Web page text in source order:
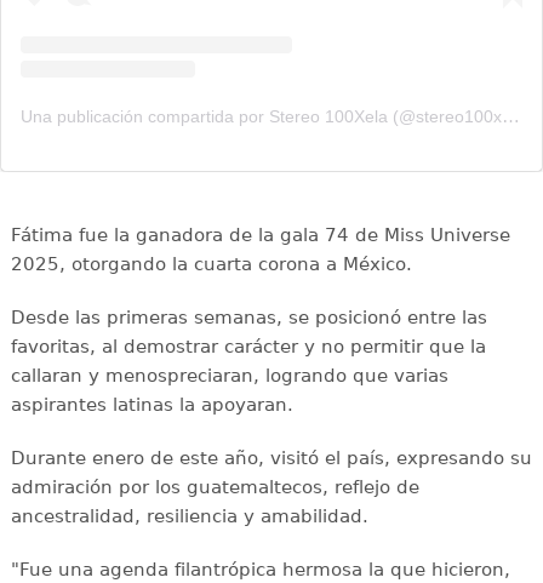
Una publicación compartida por Stereo 100Xela (@stereo100xela)
Fátima fue la ganadora de la gala 74 de Miss Universe
2025, otorgando la cuarta corona a México.
Desde las primeras semanas, se posicionó entre las
favoritas, al demostrar carácter y no permitir que la
callaran y menospreciaran, logrando que varias
aspirantes latinas la apoyaran.
Durante enero de este año, visitó el país, expresando su
admiración por los guatemaltecos, reflejo de
ancestralidad, resiliencia y amabilidad.
"Fue una agenda filantrópica hermosa la que hicieron,